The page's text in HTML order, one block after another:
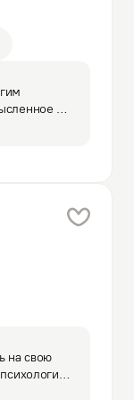
на свою